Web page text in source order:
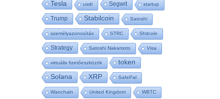
Tesla usdt Segwit startup
Trump Stabilcoin Satoshi
személyazonosítás STRC Shitcoin
Strategy Satoshi Nakamoto Visa
virtuális fizetőeszközök
token
Solana
XRP SafePal
Wanchain United Kingdom WBTC